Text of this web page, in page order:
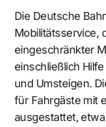
Die Deutsche
Mobilitätsservice,
eingeschränkter
einschließlich
und Umsteigen.
für Fahrgäste mit
ausgestattet,